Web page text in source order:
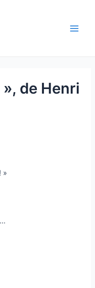
de Henri
»